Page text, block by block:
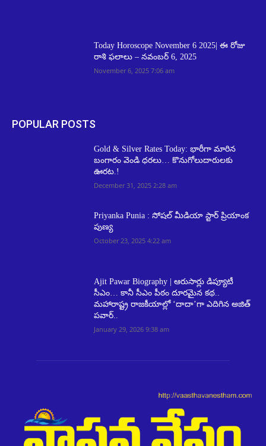
Today Horoscope November 6 2025| ఈ రోజు
రాశి ఫలాలు – నవంబర్ 6, 2025
November 6, 2025 7:06 am
POPULAR POSTS
Gold & Silver Rates Today: భారీగా మారిన
బంగారం వెండి ధరలు… కొనుగోలుదారులకు
ఊరట.!
December 31, 2025 2:28 am
Priyanka Punia : సోషల్ మీడియా స్టార్ ప్రియాంక
పుణ్య
October 23, 2025 4:22 am
Ajit Pawar Biography | ఆరుసార్లు డిప్యూటీ
సీఎం… కానీ సీఎం పీఠం దూరమైన కథ..
మహారాష్ట్ర రాజకీయాల్లో ‘దాదా’గా ఎదిగిన అజిత్
పవార్..
January 29, 2026 9:38 am